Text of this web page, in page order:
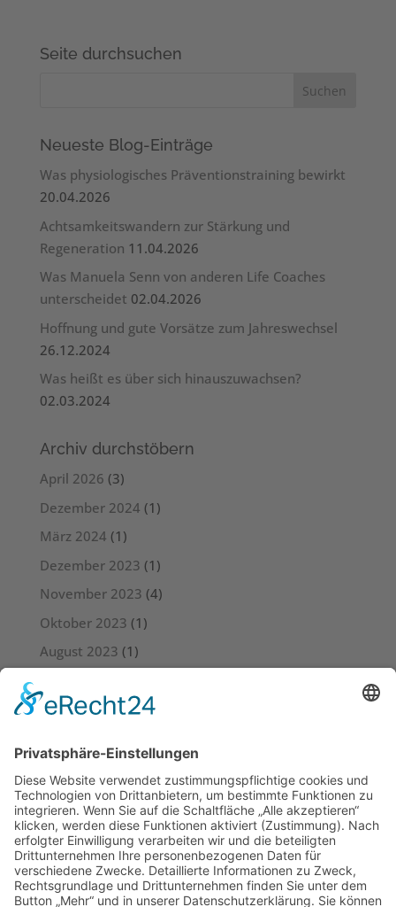
Seite durchsuchen
Neueste Blog-Einträge
Was physiologisches Präventionstraining bewirkt
20.04.2026
Achtsamkeitswandern zur Stärkung und
Regeneration 11.04.2026
Was Manuela Senn von anderen Life Coaches
unterscheidet 02.04.2026
Hoffnung und gute Vorsätze zum Jahreswechsel
26.12.2024
Was heißt es über sich hinauszuwachsen?
02.03.2024
Archiv durchstöbern
April 2026 (3)
Dezember 2024 (1)
März 2024 (1)
Dezember 2023 (1)
November 2023 (4)
Oktober 2023 (1)
August 2023 (1)
Juni 2023(3)
April 2023
März 2023(5)
Februar 2023(3)
Januar 2023 (4)
Dezember 2022 (4)